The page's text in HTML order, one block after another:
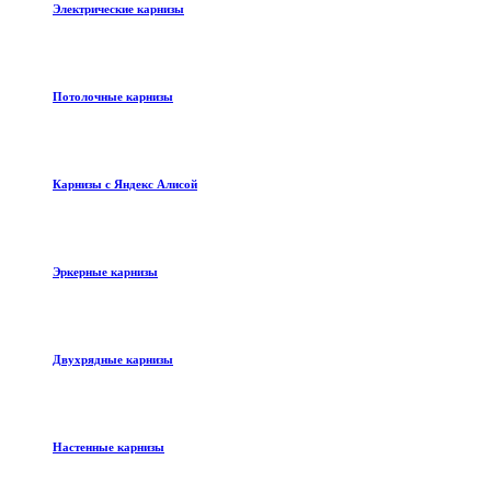
Электрические карнизы
Потолочные карнизы
Карнизы с Яндекс Алисой
Эркерные карнизы
Двухрядные карнизы
Настенные карнизы